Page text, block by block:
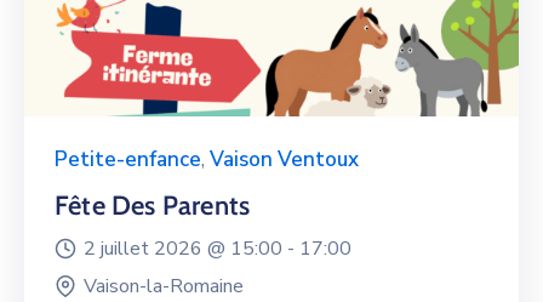
Petite-enfance, Vaison Ventoux
Fête Des Parents
2 juillet 2026 @ 15:00 - 17:00
Vaison-la-Romaine